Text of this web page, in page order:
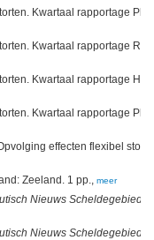
Kwartaal rapportage
Kwartaal rapportage
Kwartaal rapportage
Kwartaal rapportage
effecten flexibel
Zeeland. 1 pp., meer
Nieuws Scheldegebied
Nieuws Scheldegebied